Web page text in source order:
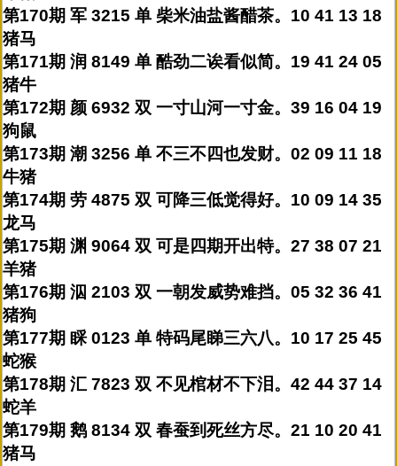
第170期 军 3215 单 柴米油盐酱醋茶。10 41 13 18
猪马
第171期 润 8149 单 酷劲二诶看似简。19 41 24 05
猪牛
第172期 颜 6932 双 一寸山河一寸金。39 16 04 19
狗鼠
第173期 潮 3256 单 不三不四也发财。02 09 11 18
牛猪
第174期 劳 4875 双 可降三低觉得好。10 09 14 35
龙马
第175期 渊 9064 双 可是四期开出特。27 38 07 21
羊猪
第176期 泅 2103 双 一朝发威势难挡。05 32 36 41
猪狗
第177期 睬 0123 单 特码尾睇三六八。10 17 25 45
蛇猴
第178期 汇 7823 双 不见棺材不下泪。42 44 37 14
蛇羊
第179期 鹅 8134 双 春蚕到死丝方尽。21 10 20 41
猪马